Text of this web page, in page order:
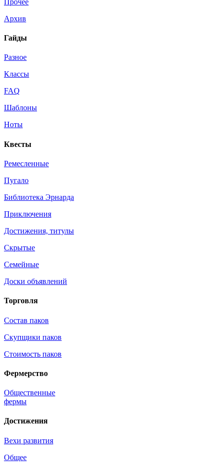
Прочее
Архив
Гайды
Разное
Классы
FAQ
Шаблоны
Ноты
Квесты
Ремесленные
Пугало
Библиотека Эрнарда
Приключения
Достижения, титулы
Скрытые
Семейные
Доски объявлений
Торговля
Состав паков
Скупщики паков
Стоимость паков
Фермерство
Общественные
фермы
Достижения
Вехи развития
Общее